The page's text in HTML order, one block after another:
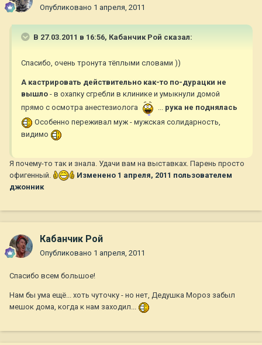
Опубликовано 1 апреля, 2011
В 27.03.2011 в 16:56, Кабанчик Рой сказал:
Спасибо, очень тронута тёплыми словами ))
А кастрировать действительно как-то по-дурацки не
вышло - в охапку сгребли в клинике и умыкнули домой
прямо с осмотра анестезиолога
... рука не поднялась
Особенно переживал муж - мужская солидарность,
видимо
Я почему-то так и знала. Удачи вам на выставках. Парень просто
офигенный.
Изменено 1 апреля, 2011 пользователем
джонник
Кабанчик Рой
Опубликовано 1 апреля, 2011
Спасибо всем большое!
Нам бы ума ещё... хоть чуточку - но нет, Дедушка Мороз забыл
мешок дома, когда к нам заходил...